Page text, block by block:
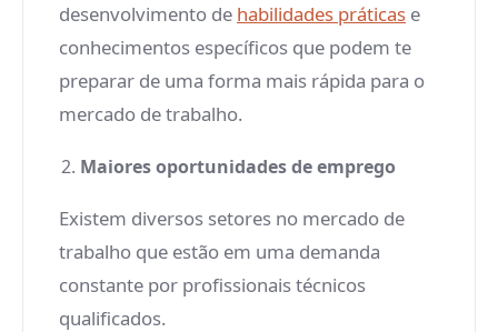
desenvolvimento de habilidades práticas e
conhecimentos específicos que podem te
preparar de uma forma mais rápida para o
mercado de trabalho.
Maiores oportunidades de emprego
Existem diversos setores no mercado de
trabalho que estão em uma demanda
constante por profissionais técnicos
qualificados.